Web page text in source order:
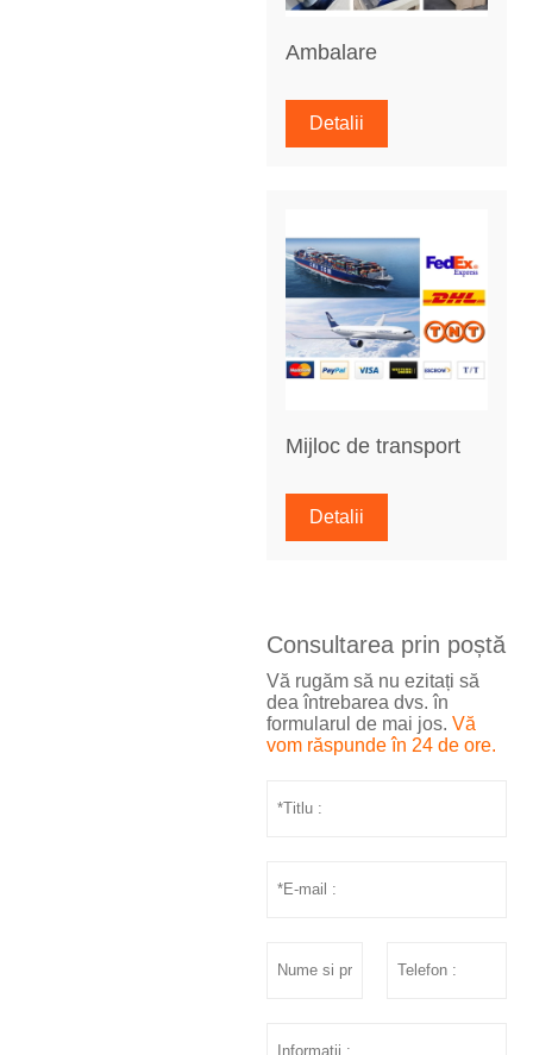
Ambalare
Detalii
Mijloc de transport
Detalii
Consultarea prin poștă
Vă rugăm să nu ezitați să
dea întrebarea dvs. în
formularul de mai jos. Vă
vom răspunde în 24 de ore.